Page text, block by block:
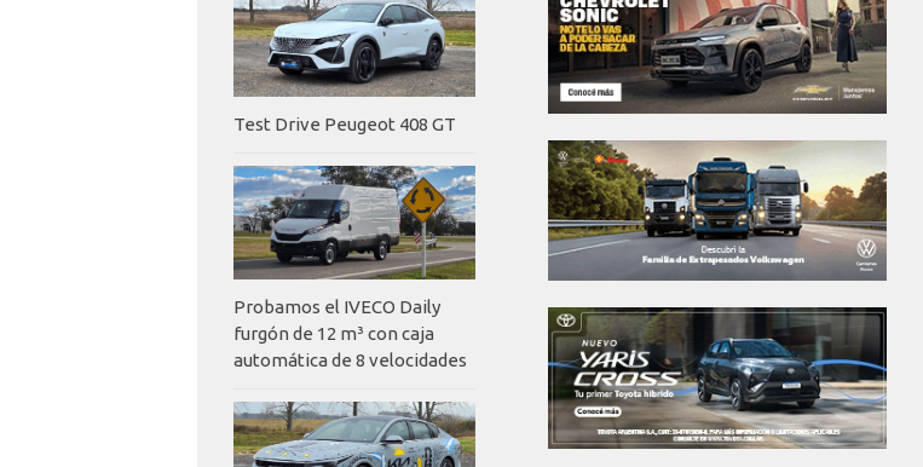
Test Drive Peugeot 408 GT
Probamos el IVECO Daily
furgón de 12 m³ con caja
automática de 8 velocidades